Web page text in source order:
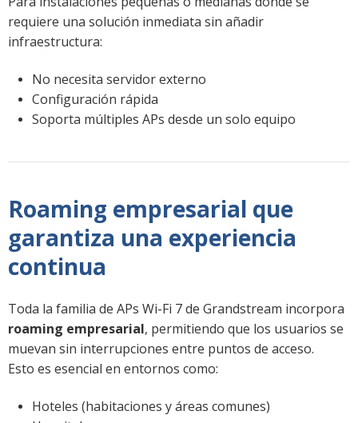
requiere una solución inmediata sin añadir
infraestructura:
No necesita servidor externo
Configuración rápida
Soporta múltiples APs desde un solo equipo
Roaming empresarial que
garantiza una experiencia
continua
Toda la familia de APs Wi-Fi 7 de Grandstream incorpora
roaming empresarial, permitiendo que los usuarios se
muevan sin interrupciones entre puntos de acceso.
Esto es esencial en entornos como:
Hoteles (habitaciones y áreas comunes)